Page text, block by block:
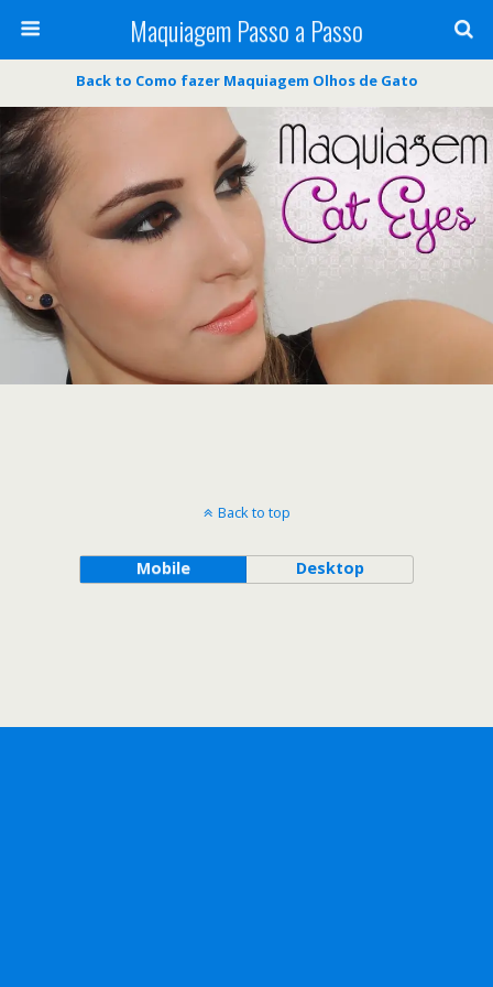
Maquiagem Passo a Passo
Back to Como fazer Maquiagem Olhos de Gato
Back to top
Mobile Desktop